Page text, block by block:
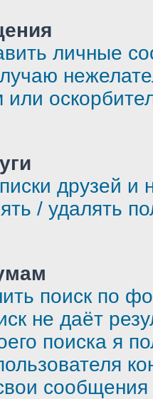
личные
друзей и
/ удалять
поиск по
не даёт
поиска я